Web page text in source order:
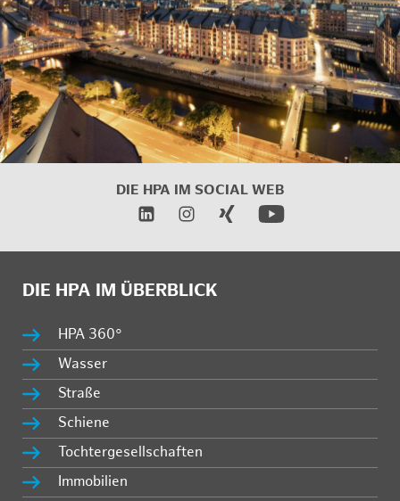
DIE HPA IM SOCIAL WEB
DIE HPA IM ÜBERBLICK
HPA 360°
Wasser
Straße
Schiene
Tochtergesellschaften
Immobilien